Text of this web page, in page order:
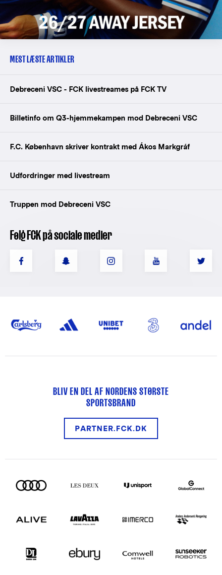
MEST LÆSTE ARTIKLER
Debreceni VSC - FCK livestreames på FCK TV
Billetinfo om Q3-hjemmekampen mod Debreceni VSC
F.C. København skriver kontrakt med Ákos Markgráf
Udfordringer med livestream
Truppen mod Debreceni VSC
Følg FCK på sociale medier
BLIV EN DEL AF NORDENS STØRSTE
SPORTSBRAND
PARTNER.FCK.DK